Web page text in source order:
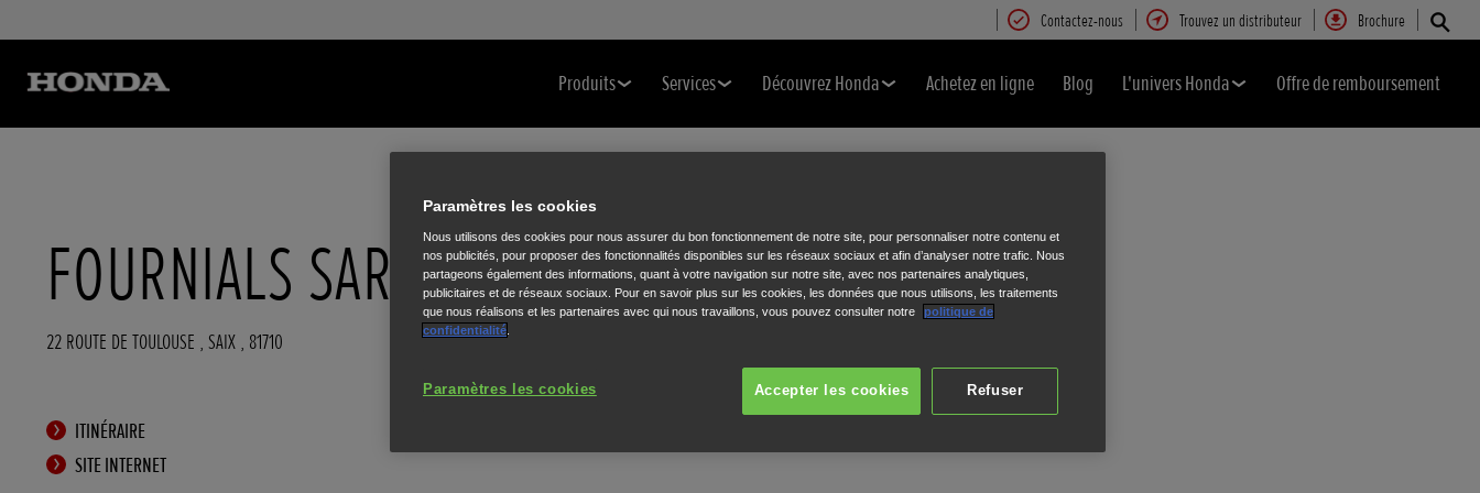
Contactez-nous Trouvez un distributeur Brochure
Produits Services Découvrez Honda Achetez en ligne Blog L'univers Honda Offre de remboursement
FOURNIALS SARL
22 ROUTE DE TOULOUSE , SAIX , 81710
ITINÉRAIRE
SITE INTERNET
Paramètres les cookies
Nous utilisons des cookies pour nous assurer du bon fonctionnement de notre site, pour personnaliser notre contenu et
nos publicités, pour proposer des fonctionnalités disponibles sur les réseaux sociaux et afin d’analyser notre trafic. Nous
partageons également des informations, quant à votre navigation sur notre site, avec nos partenaires analytiques,
publicitaires et de réseaux sociaux. Pour en savoir plus sur les cookies, les données que nous utilisons, les traitements
que nous réalisons et les partenaires avec qui nous travaillons, vous pouvez consulter notre
politique de
confidentialité
Refuser
Accepter les cookies
Paramètres les cookies